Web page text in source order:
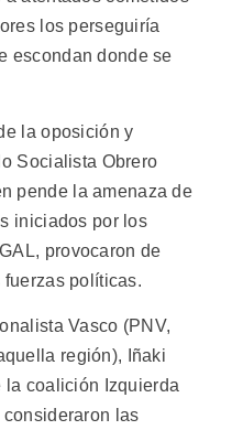
los perseguiría
escondan donde se
la oposición y
Socialista Obrero
pende la amenaza de
iniciados por los
provocaron de
políticas.
Vasco (PNV,
región), Iñaki
la coalición Izquierda
las